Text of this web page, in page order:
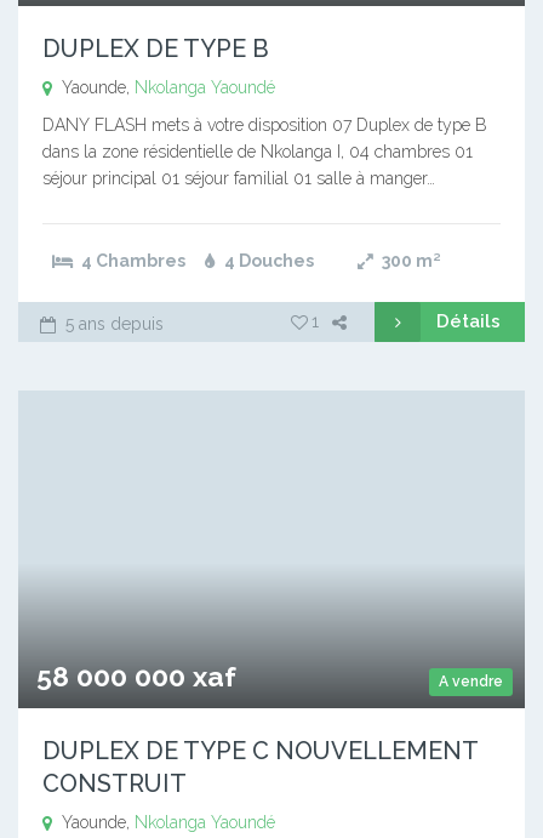
DUPLEX DE TYPE B
Yaounde, Nkolanga Yaoundé
DANY FLASH mets à votre disposition 07 Duplex de type B
dans la zone résidentielle de Nkolanga I, 04 chambres 01
séjour principal 01 séjour familial 01 salle à manger…
4 Chambres 4 Douches 300 m²
5 ans depuis 1 Détails
A vendre
58 000 000 xaf
DUPLEX DE TYPE C NOUVELLEMENT
CONSTRUIT
Yaounde, Nkolanga Yaoundé